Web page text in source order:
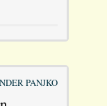
PANJKO